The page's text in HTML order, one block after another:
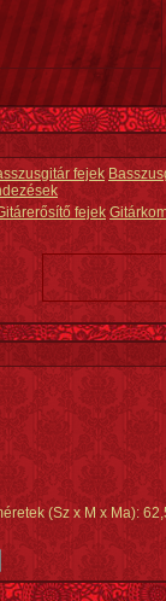
fejek
fejek
(Sz x M x Ma):